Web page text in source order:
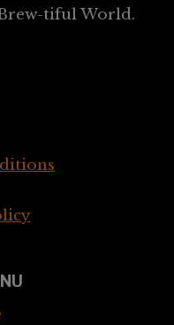
tiful World.